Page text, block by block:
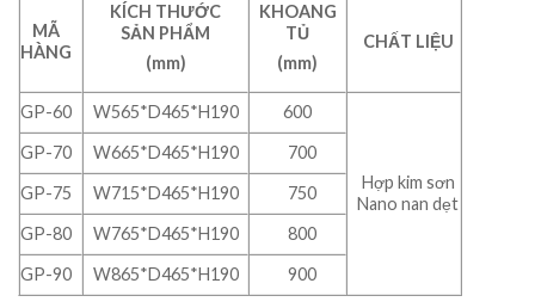
MÃ
HÀNG
KÍCH THƯỚC
SẢN PHẨM
(mm)
KHOANG
TỦ
(mm)
CHẤT LIỆU
GP-60 W565*D465*H190 600
Hợp kim sơn
Nano nan dẹt
GP-70 W665*D465*H190
700
GP-75
W715*D465*H190
750
GP-80
W765*D465*H190
800
GP-90
W865*D465*H190 900